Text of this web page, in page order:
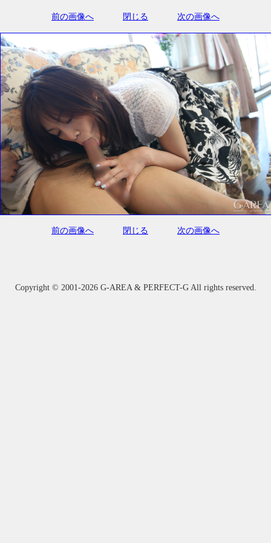
前の画像へ 閉じる 次の画像へ
前の画像へ 閉じる 次の画像へ
Copyright © 2001-2026 G-AREA & PERFECT-G All rights reserved.